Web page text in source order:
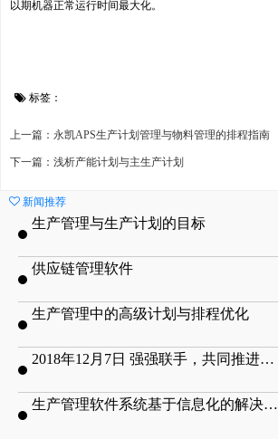
以期机器正常运行时间最大化。
标签：
上一篇：永凯APS生产计划管理与物料管理的排程指南
下一篇：浅析产能计划与主生产计划
新闻推荐
生产管理与生产计划的目标
供应链管理软件
生产管理中的高级计划与排程优化
2018年12月7日 强强联手，共同推进电子器件领域APS应用典范 风华高科生产自动化工业互联网应用项目-APS项目启动会
生产管理软件系统基于信息化的解决方案